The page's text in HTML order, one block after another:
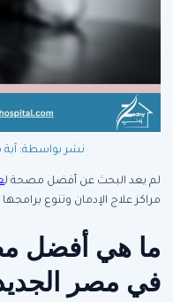
نشر بواسطة:
لم يعد البحث عن أفضل مصحة ل
مراكز علاج الإدمان وتنوع
ما هي أفضل
في مصر